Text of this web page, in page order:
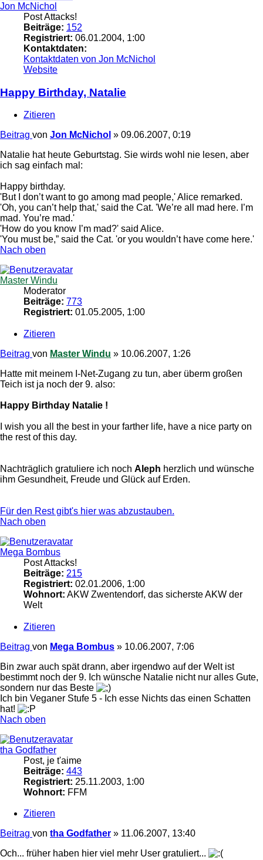
Jon McNichol
Post Attacks!
Beiträge: 152
Registriert: 06.01.2004, 1:00
Kontaktdaten:
Kontaktdaten von Jon McNichol
Website
Happy Birthday, Natalie
Zitieren
Beitrag von Jon McNichol » 09.06.2007, 0:19
Natalie hat heute Geburtstag. Sie wirds wohl nie lesen, aber
ich sag einfach mal:
Happy birthday.
'But I don’t want to go among mad people,' Alice remarked.
'Oh, you can’t help that,' said the Cat. 'We’re all mad here. I’m
mad. You’re mad.'
'How do you know I’m mad?' said Alice.
'You must be,” said the Cat. 'or you wouldn’t have come here.'
Nach oben
Master Windu
Moderator
Beiträge: 773
Registriert: 01.05.2005, 1:00
Zitieren
Beitrag von Master Windu » 10.06.2007, 1:26
Hatte mit meinem I-Net-Zugang zu tun, aber überm großen
Teich ist ja noch der 9. also:
Happy Birthday Natalie !
I wish you all the best in your farther life, have a nice party on
the rest of this day.
Nachträglich gratuliere ich noch Aleph herzlich und wünsche
ihm Gesundheit, Freude und Glück auf Erden.
Für den Rest gibt's hier was abzustauben.
Nach oben
Mega Bombus
Post Attacks!
Beiträge: 215
Registriert: 02.01.2006, 1:00
Wohnort: AKW Zwentendorf, das sicherste AKW der
Welt
Zitieren
Beitrag von Mega Bombus » 10.06.2007, 7:06
Bin zwar auch spät drann, aber irgendwo auf der Welt ist
bestimmt noch der 9. Ich wünsche Natalie nicht nur alles Gute,
sondern nur das Beste
Ich bin Veganer Stufe 5 - Ich esse Nichts das einen Schatten
hat!
Nach oben
tha Godfather
Post, je t'aime
Beiträge: 443
Registriert: 25.11.2003, 1:00
Wohnort: FFM
Zitieren
Beitrag von tha Godfather » 11.06.2007, 13:40
Och... früher haben hier viel mehr User gratuliert...